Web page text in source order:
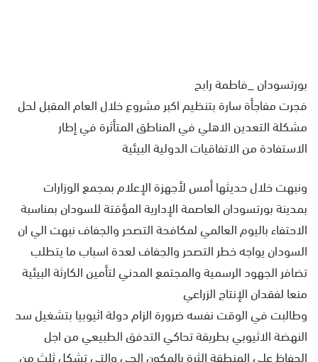
بورتسودان _فاطمة رابح
فجرت مفاجأة سارة بتنظيم اكبر مشروع خلال العام المقبل لحل
مشكلة التعدين الاهلي في المناطق المتأثرة في إطار
الاستفادة من الاتفاقيات الدولية البيئية
ونبهت خلال حديثها أمس لأجهزة الإعلام بمجمع الوزارات
بمدينة بورتسودان العاصمة الإدارية المؤقتة للسودان بمناسبة
الاحتفاء باليوم العالمي لمكافحة التصحر والجفاف نبهت الي ان
السودان يواجه خطر التصحر والجفاف لعدة اسباب ما يتطلب
تضافر الجهود الرسمية والمجتمع المدني لتأمين الكارثة البيئية
منعا لفقدان الإنتاج الزراعي
وطالبت في الوقت نفسه ضرورة الزام دولة اثيوبيا بتشغيل سد
النهضة الاثيوبي بطريقة تحاكي التدفق الطبيعي من اجل
الحفاظ علي المنطقة الثرة بالمكون الحي والتي تشكل ثلث من